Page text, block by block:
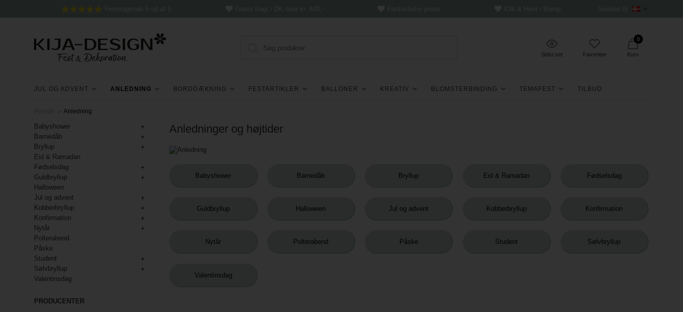
Sidst set Favoritter
0
Kurv
JUL OG ADVENT ANLEDNING BORDDÆKNING FESTARTIKLER BALLONER KREATIV BLOMSTERBINDING TEMAFEST TILBUD
Anledning
Babyshower
Barnedåb
Bryllup
Eid & Ramadan
Fødselsdag
Guldbryllup
Halloween
Jul og advent
Kobberbryllup
Konfirmation
Nytår
Polterabend
Påske
Student
Sølvbryllup
Valentinsdag
PRODUCENTER
Anledninger og højtider
Babyshower Barnedåb Bryllup Eid & Ramadan Fødselsdag
Guldbryllup Halloween Jul og advent Kobberbryllup Konfirmation
Nytår Polterabend Påske Student Sølvbryllup
Valentinsdag